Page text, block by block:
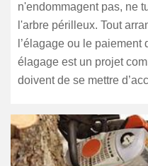
n'endommagent pas, ne
l'arbre périlleux. Tout
l’élagage ou le paiement
élagage est un projet
doivent de se mettre